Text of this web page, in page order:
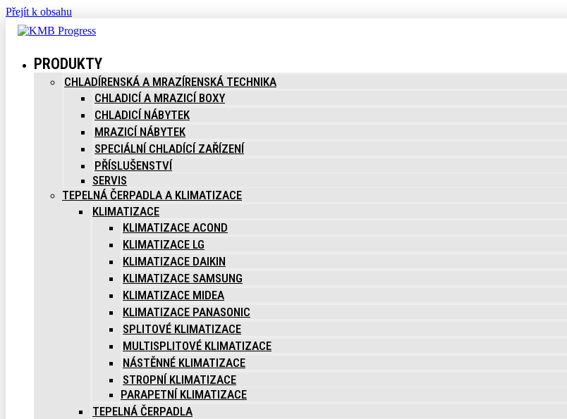
Přejít k obsahu
PRODUKTY
CHLADÍRENSKÁ A MRAZÍRENSKÁ TECHNIKA
CHLADICÍ A MRAZICÍ BOXY
CHLADICÍ NÁBYTEK
MRAZICÍ NÁBYTEK
SPECIÁLNÍ CHLADÍCÍ ZAŘÍZENÍ
PŘÍSLUŠENSTVÍ
SERVIS
TEPELNÁ ČERPADLA A KLIMATIZACE
KLIMATIZACE
KLIMATIZACE ACOND
KLIMATIZACE LG
KLIMATIZACE DAIKIN
KLIMATIZACE SAMSUNG
KLIMATIZACE MIDEA
KLIMATIZACE PANASONIC
SPLITOVÉ KLIMATIZACE
MULTISPLITOVÉ KLIMATIZACE
NÁSTĚNNÉ KLIMATIZACE
STROPNÍ KLIMATIZACE
PARAPETNÍ KLIMATIZACE
TEPELNÁ ČERPADLA